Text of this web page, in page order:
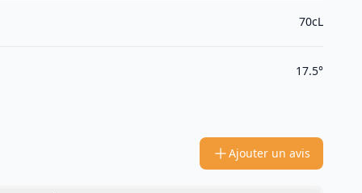
70cL
17.5°
Ajouter un avis